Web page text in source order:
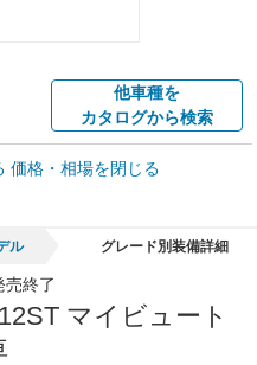
他車種を
カタログから検索
クルマを高額売却
楽天Car車検で
価格・相場を閉じる
ル グレード別装備詳細
終了
マイビュート